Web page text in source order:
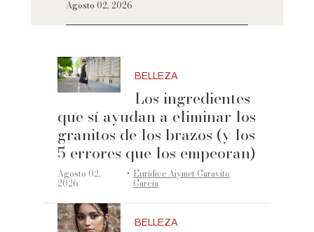
Agosto 02, 2026
BELLEZA
Los ingredientes
que sí ayudan a eliminar los
granitos de los brazos (y los
5 errores que los empeoran)
Agosto 02,
2026 ·Eurídice Aiymet Garavito
García
BELLEZA